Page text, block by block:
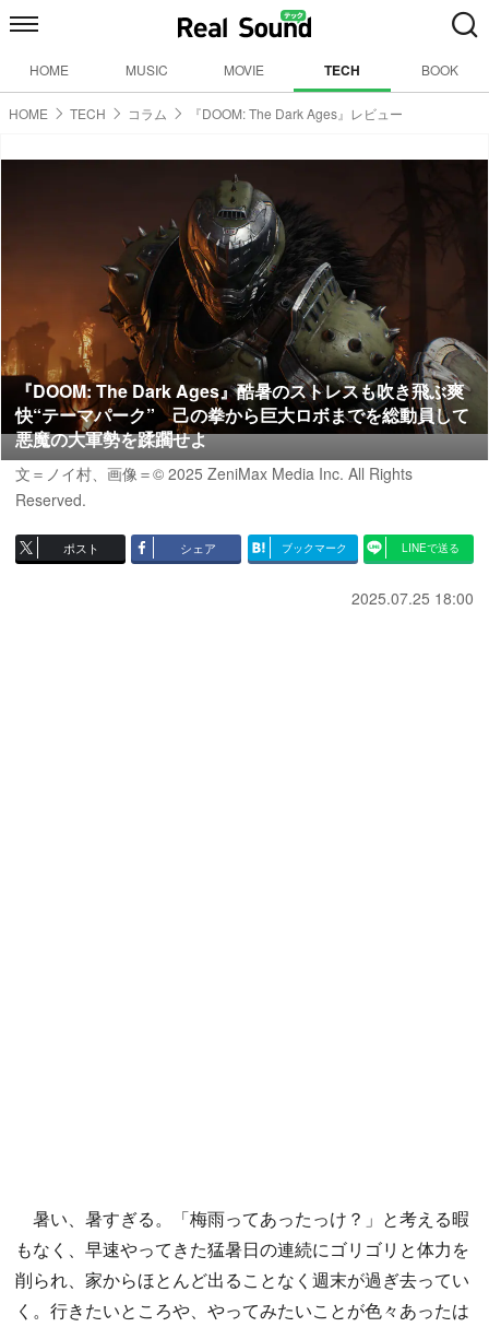
HOME MUSIC MOVIE TECH BOOK
HOME TECH コラム 『DOOM: The Dark Ages』レビュー
『DOOM: The Dark Ages』酷暑のストレスも吹き飛ぶ爽
快“テーマパーク” 己の拳から巨大ロボまでを総動員して
悪魔の大軍勢を蹂躙せよ
文＝ノイ村、画像＝© 2025 ZeniMax Media Inc. All Rights
Reserved.
ポスト シェア ブックマーク LINEで送る
2025.07.25 18:00
暑い、暑すぎる。「梅雨ってあったっけ？」と考える暇
もなく、早速やってきた猛暑日の連続にゴリゴリと体力を
削られ、家からほとんど出ることなく週末が過ぎ去ってい
く。行きたいところや、やってみたいことが色々あったは